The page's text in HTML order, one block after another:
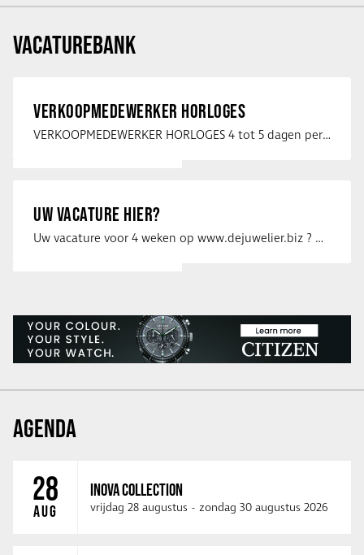
VACATUREBANK
VERKOOPMEDEWERKER HORLOGES
VERKOOPMEDEWERKER HORLOGES 4 tot 5 dagen per week Heb jij een passie voor …
UW VACATURE HIER?
Uw vacature voor 4 weken op www.dejuwelier.biz ? Neem dan contact op met …
AGENDA
28
AUG
INOVA COLLECTION
vrijdag 28 augustus - zondag 30 augustus 2026